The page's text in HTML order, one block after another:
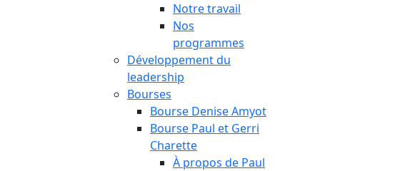
Notre travail
Nos
programmes
Développement du
leadership
Bourses
Bourse Denise Amyot
Bourse Paul et Gerri
Charette
À propos de Paul